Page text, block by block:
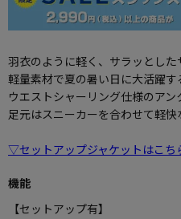
羽衣のように軽く、サラッとした
軽量素材で夏の暑い日に大活躍す
ウエストシャーリング仕様のアン
足元はスニーカーを合わせて軽快
▽セットアップジャケットはこち
機能
【セットアップ有】